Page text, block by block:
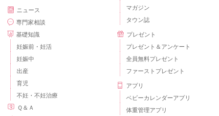
ニュース
専門家相談
基礎知識
妊娠前・妊活
妊娠中
出産
育児
不妊・不妊治療
Ｑ＆Ａ
マガジン
タウン誌
プレゼント
プレゼント＆アンケート
全員無料プレゼント
ファーストプレゼント
アプリ
ベビーカレンダーアプリ
体重管理アプリ